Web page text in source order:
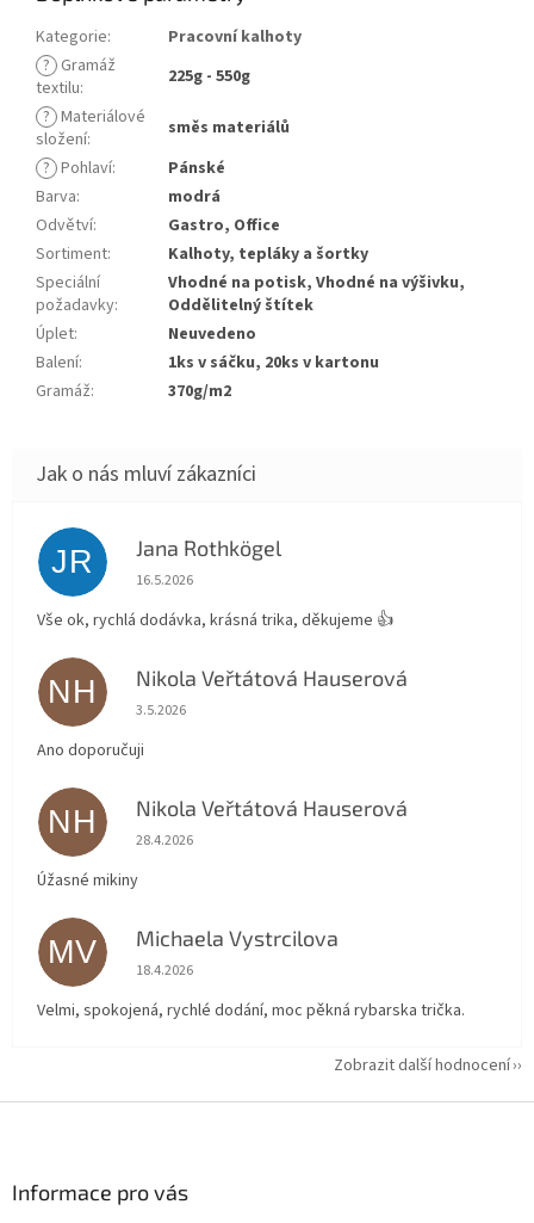
Kategorie:
Pracovní kalhoty
? Gramáž
textilu:
225g - 550g
? Materiálové
složení:
směs materiálů
? Pohlaví:
Pánské
Barva:
modrá
Odvětví:
Gastro, Office
Sortiment:
Kalhoty, tepláky a šortky
Speciální
požadavky:
Vhodné na potisk, Vhodné na výšivku,
Oddělitelný štítek
Úplet:
Neuvedeno
Balení:
1ks v sáčku, 20ks v kartonu
Gramáž: 370g/m2
JR Jana Rothkögel
Hodnocení obchodu je 5 z 5 hvězdiček.
16.5.2026
Vše ok, rychlá dodávka, krásná trika, děkujeme 👍
NH Nikola Veřtátová Hauserová
Hodnocení obchodu je 5 z 5 hvězdiček.
3.5.2026
Ano doporučuji
NH Nikola Veřtátová Hauserová
Hodnocení obchodu je 5 z 5 hvězdiček.
28.4.2026
Úžasné mikiny
MV Michaela Vystrcilova
Hodnocení obchodu je 5 z 5 hvězdiček.
18.4.2026
Velmi, spokojená, rychlé dodání, moc pěkná rybarska trička.
Zobrazit další hodnocení
Informace pro vás